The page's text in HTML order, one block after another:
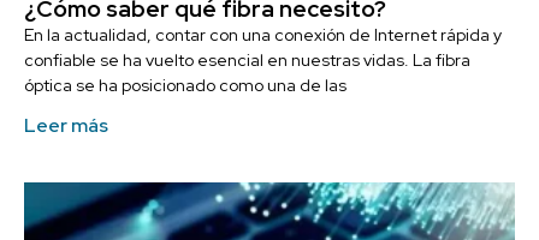
¿Cómo saber qué fibra necesito?
En la actualidad, contar con una conexión de Internet rápida y
confiable se ha vuelto esencial en nuestras vidas. La fibra
óptica se ha posicionado como una de las
Leer más